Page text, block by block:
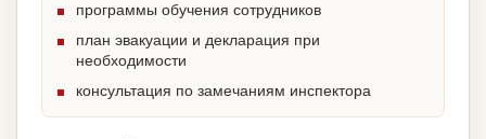
программы обучения сотрудников
план эвакуации и декларация при
необходимости
консультация по замечаниям инспектора